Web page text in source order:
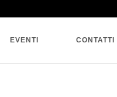
EVENTI CONTATTI
BLOG